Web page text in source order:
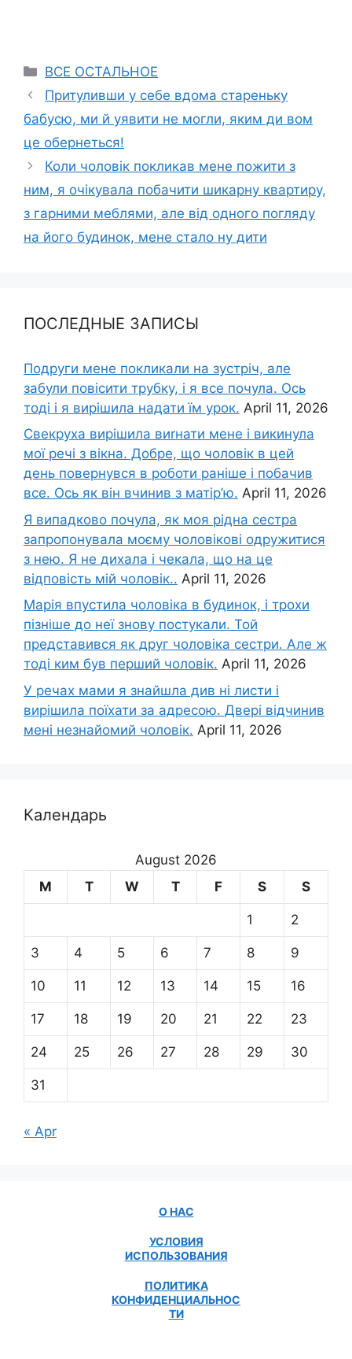
Categories
ВСЕ ОСТАЛЬНОЕ
Притуливши у себе вдома стареньку
бабусю, ми й уявити не могли, яким ди вом
це обернеться!
Коли чоловік покликав мене пожити з
ним, я очікувала побачити шикарну квартиру,
з гарними меблями, але від одного погляду
на його будинок, мене стало ну дити
ПОСЛЕДНЫЕ ЗАПИСЫ
Подруги мене покликали на зустріч, але
забули повісити трубку, і я все почула. Ось
тоді і я вирішила надати їм урок. April 11, 2026
Свекруха вирішила виrнати мене і викинула
мої речі з вікна. Добре, що чоловік в цей
день повернувся в роботи раніше і побачив
все. Ось як він вчинив з матір’ю. April 11, 2026
Я випадково почула, як моя рідна сестра
запропонувала моєму чоловікові одружитися
з нею. Я не дихала і чекала, що на це
відповість мій чоловік.. April 11, 2026
Марія впустила чоловіка в будинок, і трохи
пізніше до неї знову постукали. Той
представився як друг чоловіка сестри. Але ж
тоді ким був перший чоловік. April 11, 2026
У речах мами я знайшла див ні листи і
вирішила поїхати за адресою. Двері відчинив
мені незнайомий чоловік. April 11, 2026
Календарь
August 2026
M
T W T F S S
1 2
3 4 5 6 7 8 9
10 11 12 13 14 15 16
17 18 19 20 21 22 23
24 25 26 27 28 29 30
31
« Apr
О НАС
УСЛОВИЯ
ИСПОЛЬЗОВАНИЯ
ПОЛИТИКА
КОНФИДЕНЦИАЛЬНОС
ТИ